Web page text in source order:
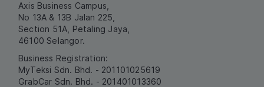
Axis Business Campus,
No 13A & 13B Jalan 225,
Section 51A, Petaling Jaya,
46100 Selangor.
Business Registration:
MyTeksi Sdn. Bhd. - 201101025619
GrabCar Sdn. Bhd. - 201401013360